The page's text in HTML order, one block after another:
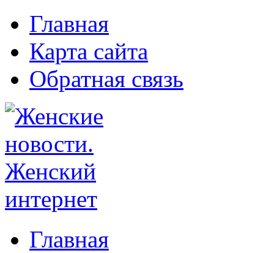
Главная
Карта сайта
Обратная связь
Главная